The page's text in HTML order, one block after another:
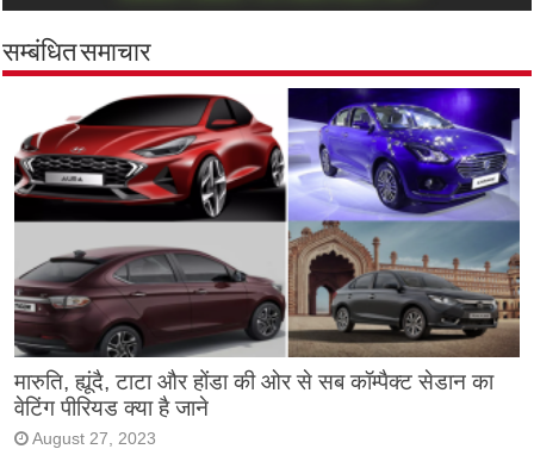
सम्बंधित समाचार
मारुति, ह्यूंदै, टाटा और होंडा की ओर से सब कॉम्पैक्ट सेडान का
वेटिंग पीरियड क्या है जाने
August 27, 2023